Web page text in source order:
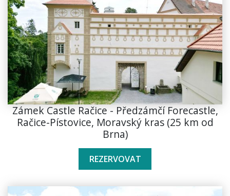
Zámek Castle Račice - Předzámčí Forecastle,
Račice-Pístovice, Moravský kras (25 km od
Brna)
REZERVOVAT